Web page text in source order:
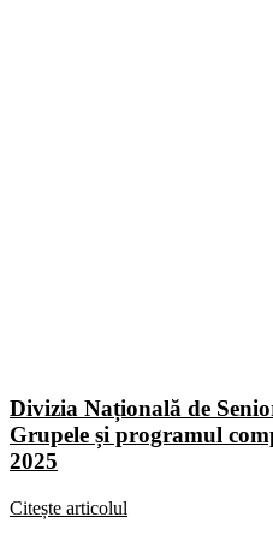
Divizia Națională de
Grupele și programul
2025
Citește articolul